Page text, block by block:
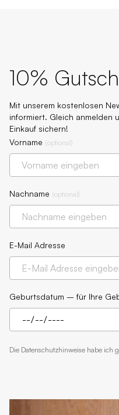
10%
Mit unserem kostenlosen
informiert. Gleich anmelden
Einkauf sichern!
Vorname (optional)
Nachname (optional)
E-Mail Adresse
Geburtsdatum – für Ihre
Die Datenschutzhinweise habe ich